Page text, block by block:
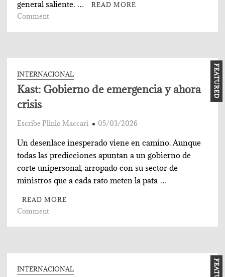
general saliente. …
READ MORE
Commenton
entre
generales
FEATURED
INTERNACIONAL
Kast: Gobierno de emergencia y ahora
crisis
Escribe Plinio Maccari 05/03/2026
Un desenlace inesperado viene en camino. Aunque
todas las predicciones apuntan a un gobierno de
corte unipersonal, arropado con su sector de
ministros que a cada rato meten la pata …
READ MORE
Commenton
y
ahora
INTERNACIONAL